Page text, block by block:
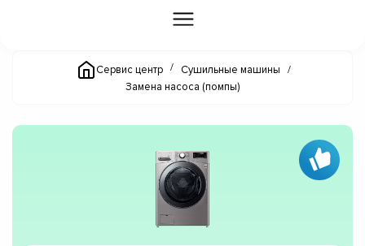
Сервис центр / Сушильные машины
/
Замена насоса (помпы)